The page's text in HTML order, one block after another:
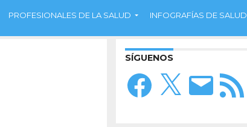
PROFESIONALES DE LA SALUD INFOGRAFÍAS DE SALUD
SÍGUENOS
Facebook
X
Correo
electrónico
Feed
RSS